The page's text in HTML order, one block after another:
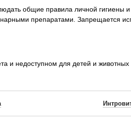
общие правила личной гигиены и
препаратами. Запрещается
и недоступном для детей и